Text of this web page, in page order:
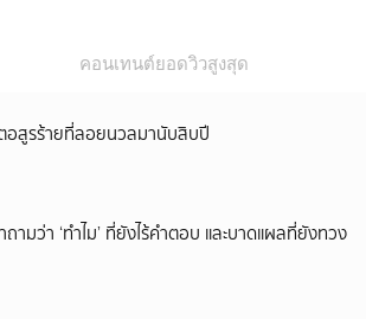
คอนเทนต์ยอดวิวสูงสุด
อสูรร้ายที่ลอยนวลมานับสิบปี
ามว่า ‘ทำไม’ ที่ยังไร้คำตอบ และบาดแผลที่ยังทวง